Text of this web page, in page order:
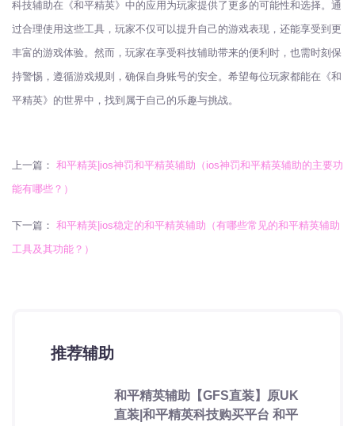
科技辅助在《和平精英》中的应用为玩家提供了更多的可能性和选择。通
过合理使用这些工具，玩家不仅可以提升自己的游戏表现，还能享受到更
丰富的游戏体验。然而，玩家在享受科技辅助带来的便利时，也需时刻保
持警惕，遵循游戏规则，确保自身账号的安全。希望每位玩家都能在《和
平精英》的世界中，找到属于自己的乐趣与挑战。
上一篇： 和平精英|ios神罚和平精英辅助（ios神罚和平精英辅助的主要功
能有哪些？）
下一篇： 和平精英|ios稳定的和平精英辅助（有哪些常见的和平精英辅助
工具及其功能？）
推荐辅助
和平精英辅助【GFS直装】原UK
直装|和平精英科技购买平台 和平